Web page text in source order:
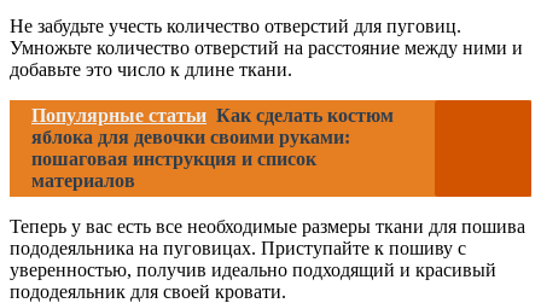
Не забудьте учесть количество отверстий для пуговиц.
Умножьте количество отверстий на расстояние между ними и
добавьте это число к длине ткани.
Популярные статьи Как сделать костюм
яблока для девочки своими руками:
пошаговая инструкция и список
материалов
Теперь у вас есть все необходимые размеры ткани для пошива
пододеяльника на пуговицах. Приступайте к пошиву с
уверенностью, получив идеально подходящий и красивый
пододеяльник для своей кровати.